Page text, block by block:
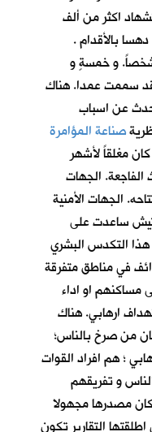
اكثر من ألف
بالأقدام .
شخصاً. و خمسةٍ و
سممت عمدا. هناك
عن اسباب
صناعة المؤامرة
مغلقاً لأشهر
الجهات
الجهات الأمنية
ساعدت على
التكدس البشري
في مناطق متفرقة
مساكنهم او اداء
ارهابي. هناك
من صرخ بالناس؛
؛ هم افراد القوات
و تفريقهم
مصدرها مجهولا
التقارير تكون